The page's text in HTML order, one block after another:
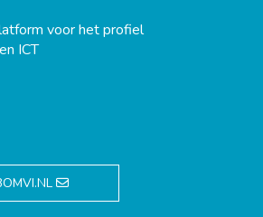
voor het profiel
ICT